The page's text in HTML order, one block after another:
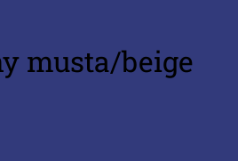
musta/beige